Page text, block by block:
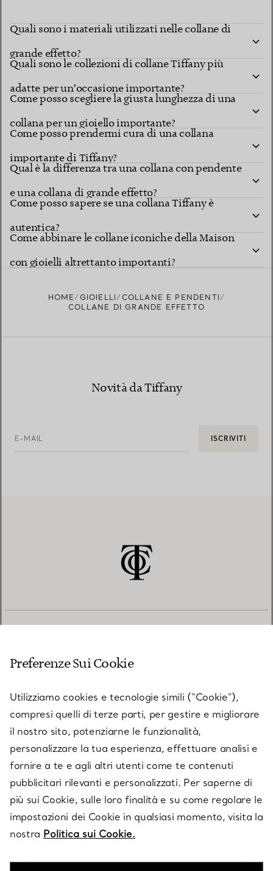
Quali sono i materiali utilizzati nelle collane di
grande effetto?
Quali sono le collezioni di collane Tiffany più
adatte per un’occasione importante?
Come posso scegliere la giusta lunghezza di una
collana per un gioiello importante?
Come posso prendermi cura di una collana
importante di Tiffany?
Qual è la differenza tra una collana con pendente
e una collana di grande effetto?
Come posso sapere se una collana Tiffany è
autentica?
Come abbinare le collane iconiche della Maison
con gioielli altrettanto importanti?
HOME GIOIELLI
COLLANE E PENDENTI
COLLANE DI GRANDE EFFETTO
Novità da Tiffany
E-MAIL ISCRIVITI
SU TIFFANY & CO.
LEGALE
SEGUICI
Preferenze Sui Cookie
Utilizziamo cookies e tecnologie simili (“Cookie”),
compresi quelli di terze parti, per gestire e migliorare
il nostro sito, potenziarne le funzionalità,
personalizzare la tua esperienza, effettuare analisi e
fornire a te e agli altri utenti come te contenuti
pubblicitari rilevanti e personalizzati. Per saperne di
più sui Cookie, sulle loro finalità e su come regolare le
impostazioni dei Cookie in qualsiasi momento, visita la
nostra Politica sui Cookie.